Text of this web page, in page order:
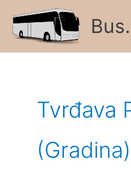
content
Tvrđava
(Gradina)